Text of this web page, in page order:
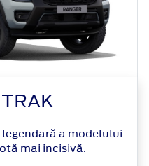
a modelului
mai incisivă.